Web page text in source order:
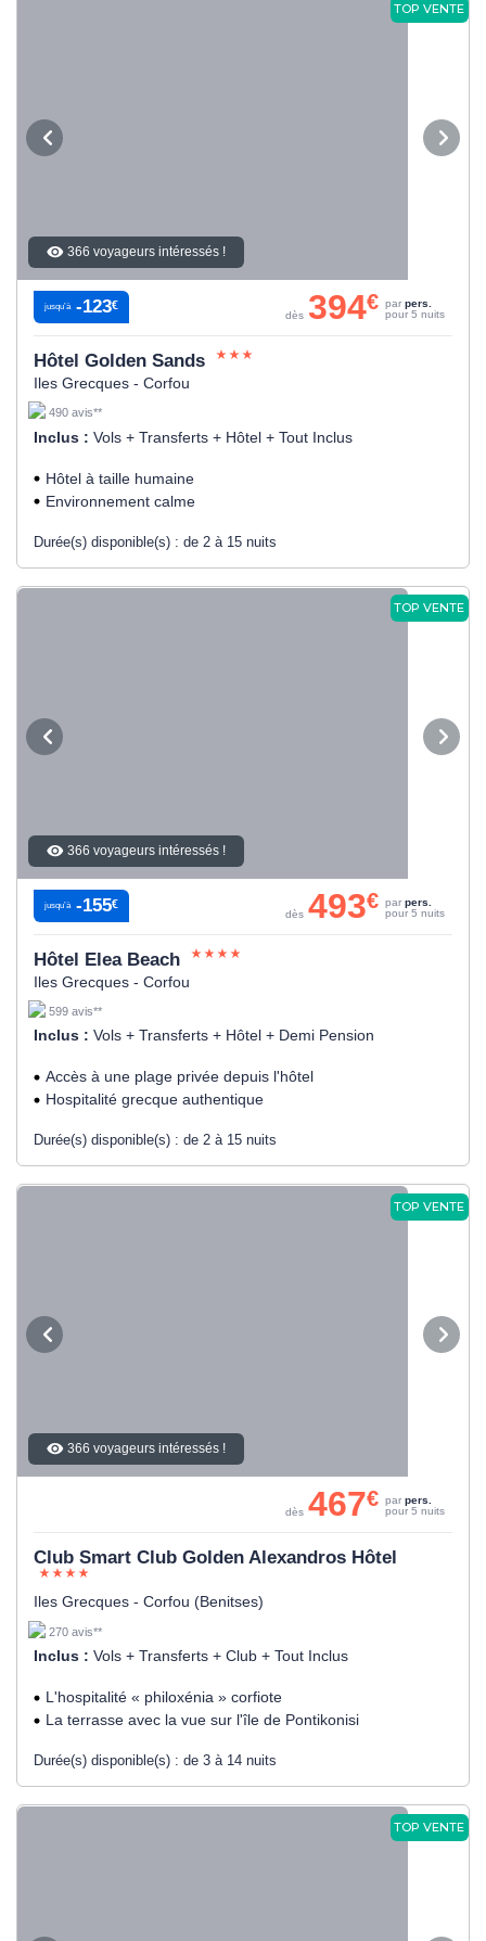
TOP VENTE
366 voyageurs intéressés !
Hôtel Golden Sands
Iles Grecques - Corfou
490 avis**
Inclus : Vols + Transferts + Hôtel + Tout Inclus
Hôtel à taille humaine
Environnement calme
Durée(s) disponible(s) : de 2 à 15 nuits
jusqu’à -123€
dès 394€ par pers.
pour 5 nuits
TOP VENTE
366 voyageurs intéressés !
Hôtel Elea Beach
Iles Grecques - Corfou
599 avis**
Inclus : Vols + Transferts + Hôtel + Demi Pension
Accès à une plage privée depuis l'hôtel
Hospitalité grecque authentique
Durée(s) disponible(s) : de 2 à 15 nuits
jusqu’à -155€
dès 493€ par pers.
pour 5 nuits
TOP VENTE
366 voyageurs intéressés !
Club Smart Club Golden Alexandros Hôtel
Iles Grecques - Corfou (Benitses)
270 avis**
Inclus : Vols + Transferts + Club + Tout Inclus
L'hospitalité « philoxénia » corfiote
La terrasse avec la vue sur l'île de Pontikonisi
Durée(s) disponible(s) : de 3 à 14 nuits
dès 467€ par pers.
pour 5 nuits
TOP VENTE